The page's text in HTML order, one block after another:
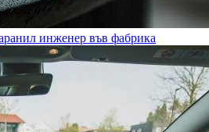
инженер във фабрика